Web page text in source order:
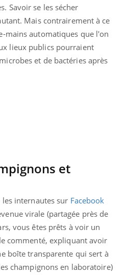
Savoir se les sécher
Mais contrairement à ce
mains automatiques que l'on
lieux publics pourraient
et de bactéries après
et
internautes sur Facebook
virale (partagée près de
vous êtes prêts à voir un
commenté, expliquant avoir
boîte transparente qui sert à
champignons en laboratoire)